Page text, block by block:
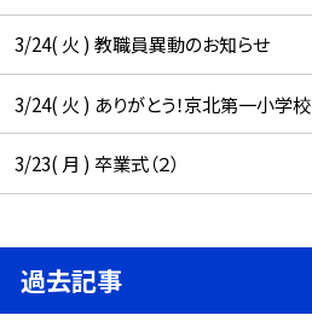
3/24( 火 ) 教職員異動のお知らせ
3/24( 火 ) ありがとう！京北第一小学校
3/23( 月 ) 卒業式（２）
過去記事